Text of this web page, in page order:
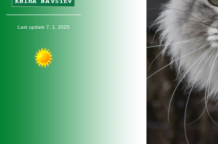
Last update 7. 1. 2025